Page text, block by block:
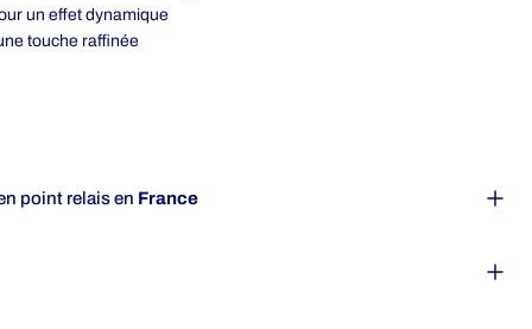
un effet dynamique
touche raffinée
point relais en France